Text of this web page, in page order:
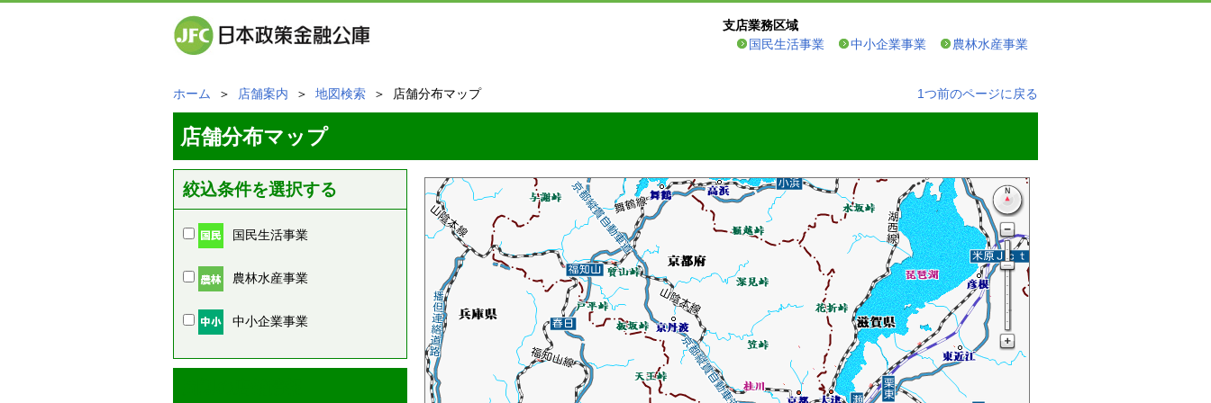
支店業務区域
国民生活事業
中小企業事業 農林水産事業
ホーム ＞ 店舗案内 ＞ 地図検索 ＞ 店舗分布マップ 1つ前のページに戻る
店舗分布マップ
絞込条件を選択する
国民生活事業
農林水産事業
中小企業事業